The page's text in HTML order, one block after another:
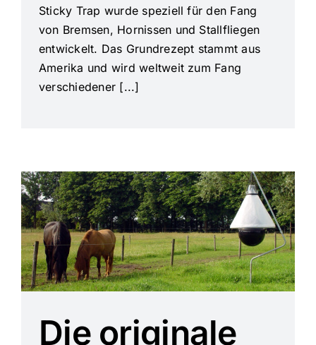
Sticky Trap wurde speziell für den Fang
von Bremsen, Hornissen und Stallfliegen
entwickelt. Das Grundrezept stammt aus
Amerika und wird weltweit zum Fang
verschiedener [...]
Die originale